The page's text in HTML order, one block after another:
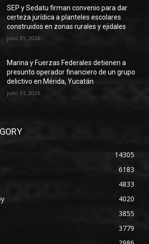
SEP y Sedatu firman convenio para dar
certeza jurídica a planteles escolares
construidos en zonas rurales y ejidales
julio 31, 2026
Marina y Fuerzas Federales detienen a
presunto operador financiero de un grupo
delictivo en Mérida, Yucatán
julio 31, 2026
14305
6183
4833
4020
3855
3779